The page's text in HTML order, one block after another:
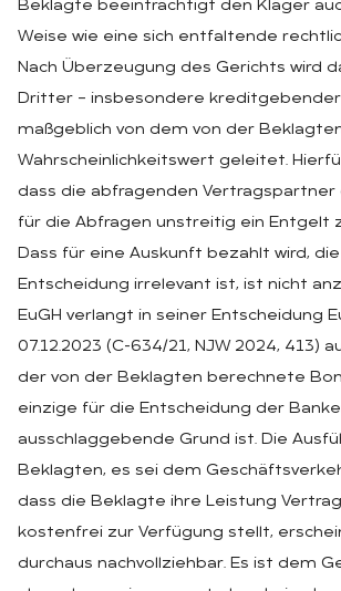
Beklagte beeinträchtigt den Kläger
Weise wie eine sich entfaltende
Nach Überzeugung des Gerichts wird
Dritter – insbesondere kreditgebender
maßgeblich von dem von der
Wahrscheinlichkeitswert geleitet.
dass die abfragenden Vertragspartner
für die Abfragen unstreitig ein Entgelt
Dass für eine Auskunft bezahlt wird,
Entscheidung irrelevant ist, ist nicht
EuGH verlangt in seiner Entscheidung
07.12.2023 (C-634/21, NJW 2024, 413)
der von der Beklagten berechnete
einzige für die Entscheidung der
ausschlaggebende Grund ist. Die
Beklagten, es sei dem
dass die Beklagte ihre Leistung
kostenfrei zur Verfügung stellt,
durchaus nachvollziehbar. Es ist dem